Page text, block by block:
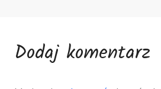
Dodaj komentarz